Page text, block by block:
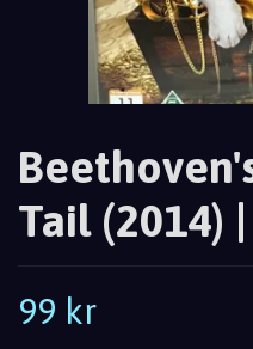
Tail (2014)
99 kr